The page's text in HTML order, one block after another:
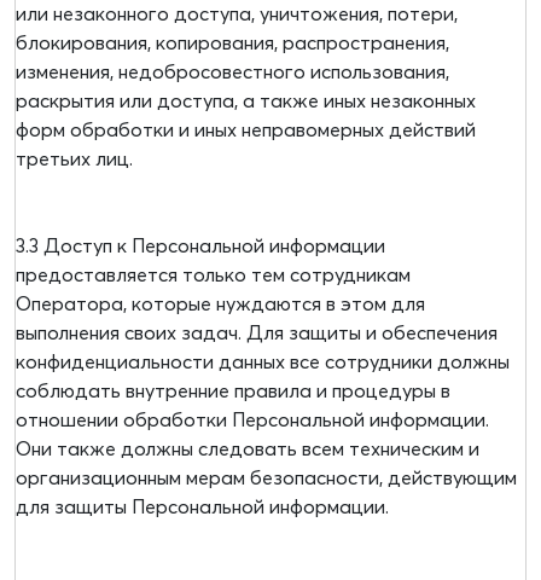
или незаконного доступа, уничтожения, потери,
блокирования, копирования, распространения,
изменения, недобросовестного использования,
раскрытия или доступа, а также иных незаконных
форм обработки и иных неправомерных действий
третьих лиц.
3.3 Доступ к Персональной информации
предоставляется только тем сотрудникам
Оператора, которые нуждаются в этом для
выполнения своих задач. Для защиты и обеспечения
конфиденциальности данных все сотрудники должны
соблюдать внутренние правила и процедуры в
отношении обработки Персональной информации.
Они также должны следовать всем техническим и
организационным мерам безопасности, действующим
для защиты Персональной информации.